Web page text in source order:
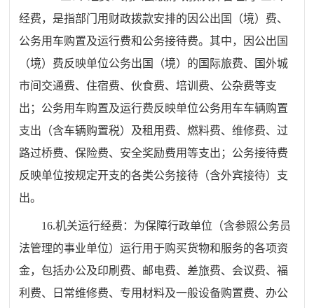
经费，是指部门用财政拨款安排的因公出国（境）费、
公务用车购置及运行费和公务接待费。其中，因公出国
（境）费反映单位公务出国（境）的国际旅费、国外城
市间交通费、住宿费、伙食费、培训费、公杂费等支
出；公务用车购置及运行费反映单位公务用车车辆购置
支出（含车辆购置税）及租用费、燃料费、维修费、过
路过桥费、保险费、安全奖励费用等支出；公务接待费
反映单位按规定开支的各类公务接待（含外宾接待）支
出。
16.机关运行经费：为保障行政单位（含参照公务员
法管理的事业单位）运行用于购买货物和服务的各项资
金，包括办公及印刷费、邮电费、差旅费、会议费、福
利费、日常维修费、专用材料及一般设备购置费、办公